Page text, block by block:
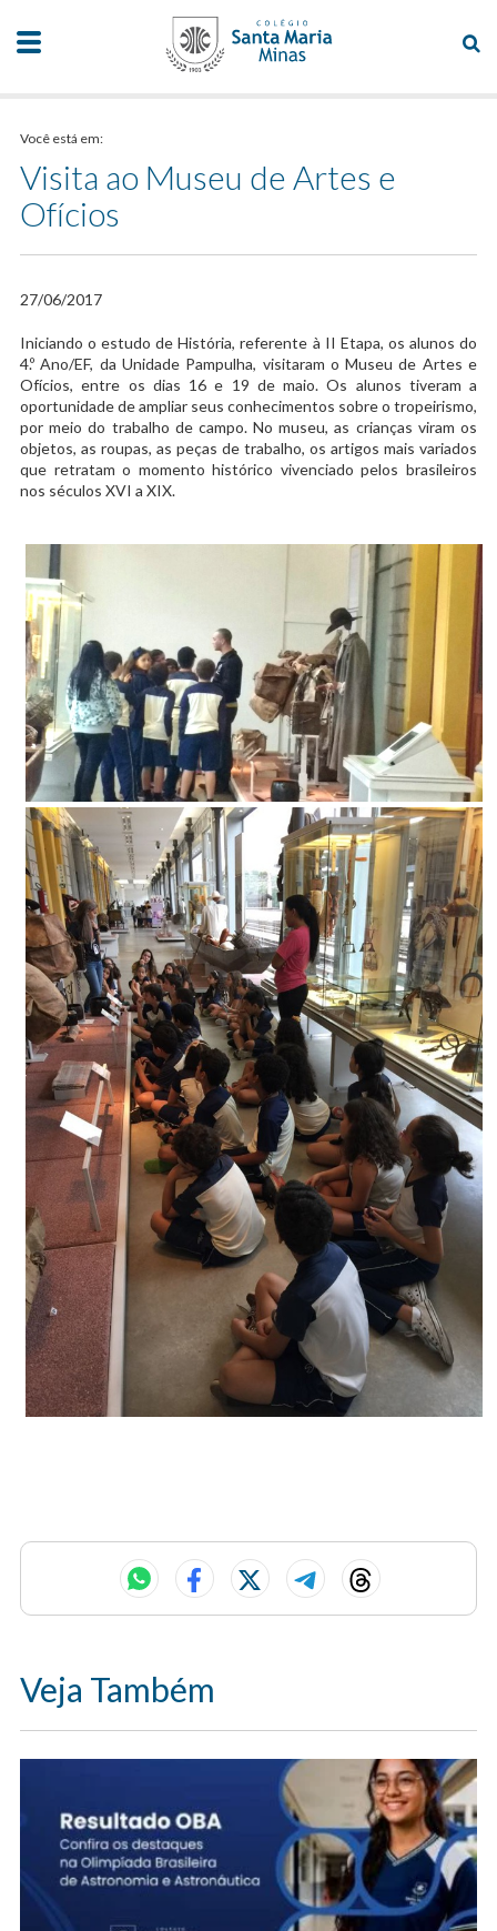
Você está em:
Visita ao Museu de Artes e
Ofícios
27/06/2017
​Iniciando o estudo de História, referente à II Etapa, os alunos do
4.º Ano/EF, da Unidade Pampulha, visitaram o Museu de Artes e
Ofícios, entre os dias 16 e 19 de maio. Os alunos tiveram a
oportunidade de ampliar seus conhecimentos sobre o tropeirismo,
por meio do trabalho de campo. No museu, as crianças viram os
objetos, as roupas, as peças de trabalho, os artigos mais variados
que retratam o momento histórico vivenciado pelos brasileiros
nos séculos XVI a XIX.
Veja Também